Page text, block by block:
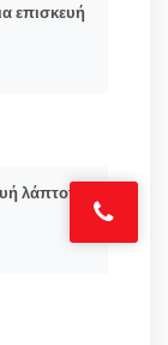
επισκευή
λάπτοπ